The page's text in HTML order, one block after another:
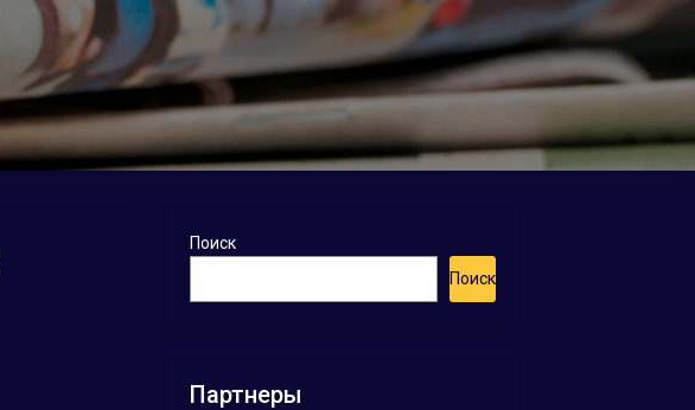
Поиск
Поиск
Партнеры